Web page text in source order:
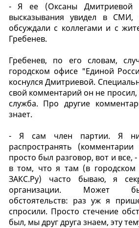
- Я ее (Оксаны Дмитриевой
высказывания увидел в
обсуждали с коллегами и с
Гребенев.
Гребенев, по его словам,
городском офисе "Единой
коснулся Дмитриевой.
свой комментарий он не просил,
служба. Про другие
знает.
- Я сам член партии. Я
распространять
просто был разговор, вот и все,
в том, что я там (в
ЗАКС.Ру) часто бываю, я
организации. Может
обстоятельств: раз уж я
спросили. Просто стечение
был, мы друг друга знаем, эту